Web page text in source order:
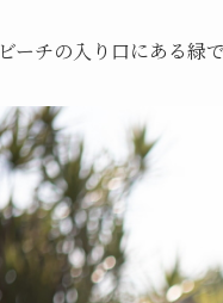
ビーチの入り口にある緑